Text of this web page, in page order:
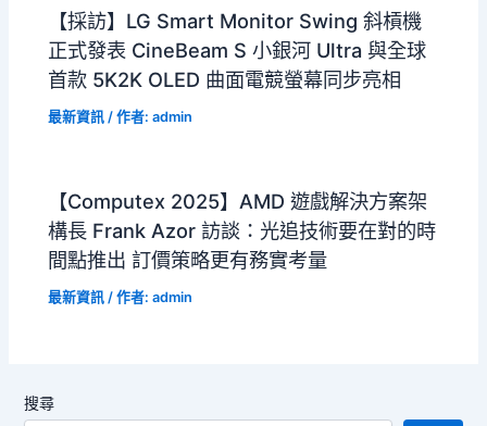
【採訪】LG Smart Monitor Swing 斜槓機
正式發表 CineBeam S 小銀河 Ultra 與全球
首款 5K2K OLED 曲面電競螢幕同步亮相
最新資訊 / 作者:admin
【Computex 2025】AMD 遊戲解決方案架
構長 Frank Azor 訪談：光追技術要在對的時
間點推出 訂價策略更有務實考量
最新資訊 / 作者:admin
搜尋